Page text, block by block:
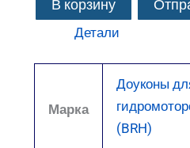
В корзину
Детали
Марка
Доуконы
(BRH)